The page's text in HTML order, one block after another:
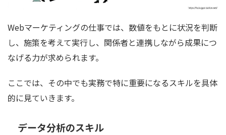
Webマーケティングの仕事では、数値をもとに状況を判断
し、施策を考えて実行し、関係者と連携しながら成果につ
なげる力が求められます。
ここでは、その中でも実務で特に重要になるスキルを具体
的に見ていきます。
データ分析のスキル